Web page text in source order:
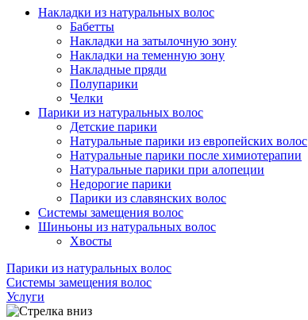
Накладки из натуральных волос
Бабетты
Накладки на затылочную зону
Накладки на теменную зону
Накладные пряди
Полупарики
Челки
Парики из натуральных волос
Детские парики
Натуральные парики из европейских волос
Натуральные парики после химиотерапии
Натуральные парики при алопеции
Недорогие парики
Парики из славянских волос
Системы замещения волос
Шиньоны из натуральных волос
Хвосты
Парики из натуральных волос
Системы замещения волос
Услуги